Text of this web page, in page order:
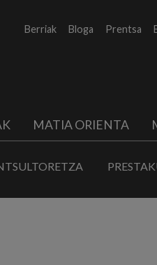
Berriak Bloga Prentsa
MATIA ORIENTA